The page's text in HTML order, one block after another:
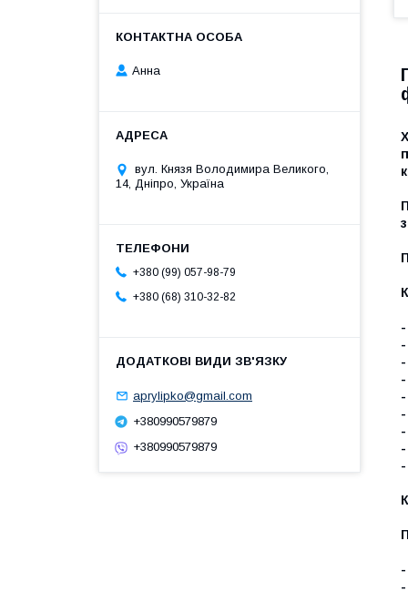
Анна
вул. Князя Володимира Великого,
14, Дніпро, Україна
+380 (99) 057-98-79
+380 (68) 310-32-82
aprylipko@gmail.com
+380990579879
+380990579879